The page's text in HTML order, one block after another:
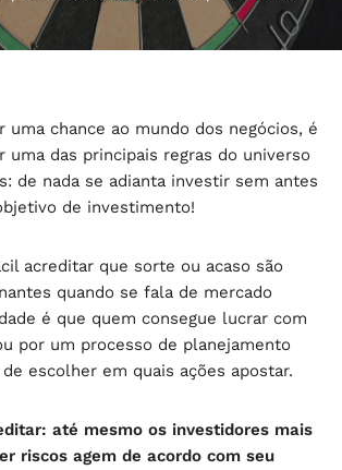
uma chance ao mundo dos negócios, é
uma das principais regras do universo
de nada se adianta investir sem antes
de investimento!
acreditar que sorte ou acaso são
quando se fala de mercado
é que quem consegue lucrar com
por um processo de planejamento
escolher em quais ações apostar.
até mesmo os investidores mais
riscos agem de acordo com seu